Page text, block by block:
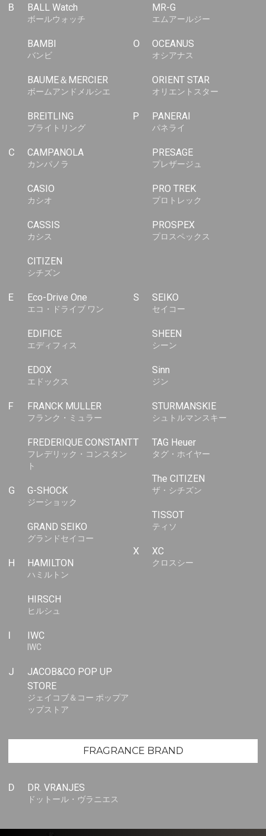
B BALL Watch
ボールウォッチ
BAMBI
バンビ
BAUME＆MERCIER
ボームアンドメルシエ
BREITLING
ブライトリング
C CAMPANOLA
カンパノラ
CASIO
カシオ
CASSIS
カシス
CITIZEN
シチズン
E Eco-Drive One
エコ・ドライブ ワン
EDIFICE
エディフィス
EDOX
エドックス
F FRANCK MULLER
フランク・ミュラー
FREDERIQUE CONSTANT
フレデリック・コンスタン
ト
G G-SHOCK
ジーショック
GRAND SEIKO
グランドセイコー
H HAMILTON
ハミルトン
HIRSCH
ヒルシュ
I IWC
IWC
J
JACOB&CO POP UP
STORE
ジェイコブ＆コー ポップア
ップストア
MR-G
エムアールジー
O OCEANUS
オシアナス
ORIENT STAR
オリエントスター
P PANERAI
パネライ
PRESAGE
プレザージュ
PRO TREK
プロトレック
PROSPEX
プロスペックス
S SEIKO
セイコー
SHEEN
シーン
Sinn
ジン
STURMANSKIE
シュトルマンスキー
T TAG Heuer
タグ・ホイヤー
The CITIZEN
ザ・シチズン
TISSOT
ティソ
X XC
クロスシー
FRAGRANCE BRAND
D DR. VRANJES
ドットール・ヴラニエス